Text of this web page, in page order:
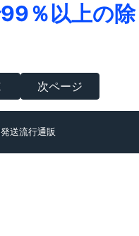
％以上の除
次ページ
送流行通販